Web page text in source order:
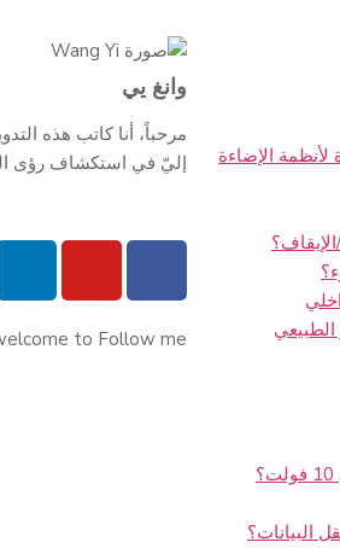
لأنظمة الإضاءة
البيانات؟
وانغ يي
إليّ في استكشاف رؤى
to Follow me